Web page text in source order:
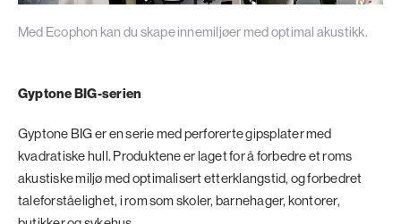
Med Ecophon kan du skape innemiljøer med optimal akustikk.
Gyptone BIG-serien
Gyptone BIG er en serie med perforerte gipsplater med
kvadratiske hull. Produktene er laget for å forbedre et roms
akustiske miljø med optimalisert etterklangstid, og forbedret
taleforståelighet, i rom som skoler, barnehager, kontorer,